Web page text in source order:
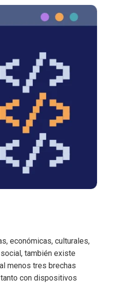
económicas, culturales,
también existe
menos tres brechas
con dispositivos